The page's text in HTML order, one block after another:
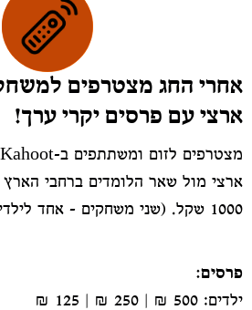
אחרי החג מצטרפים
ארצי עם פרסים יקרי ערך!
ארצי מול שאר הלומדים ברחבי
1000 שקל. (שני משחקים - אחד לילדים ואחד למבוגרים)
פרסים:
ילדים: 500 ₪ | 250 ₪ | 125 ₪